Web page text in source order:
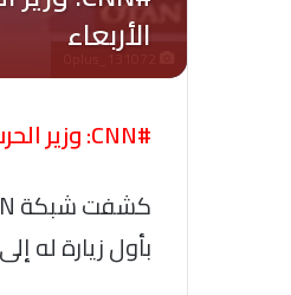
#CNN: وزير الحرب الأمريكي يعتزم القيام بأول زيارة له إلى إسرائيل يوم الأربعاء
بأول زيارة له